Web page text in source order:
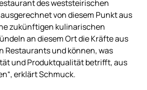
des weststeirischen
von diesem Punkt aus
zukünftigen kulinarischen
an diesem Ort die Kräfte aus
Restaurants und können, was
und Produktqualität betrifft, aus
erklärt Schmuck.